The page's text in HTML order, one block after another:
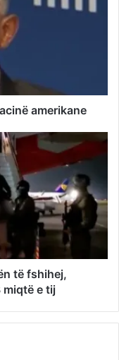
amerikane
të fshihej,
e tij